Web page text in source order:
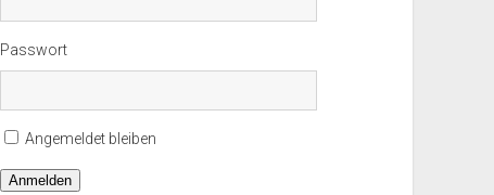
Passwort
Angemeldet bleiben
Anmelden